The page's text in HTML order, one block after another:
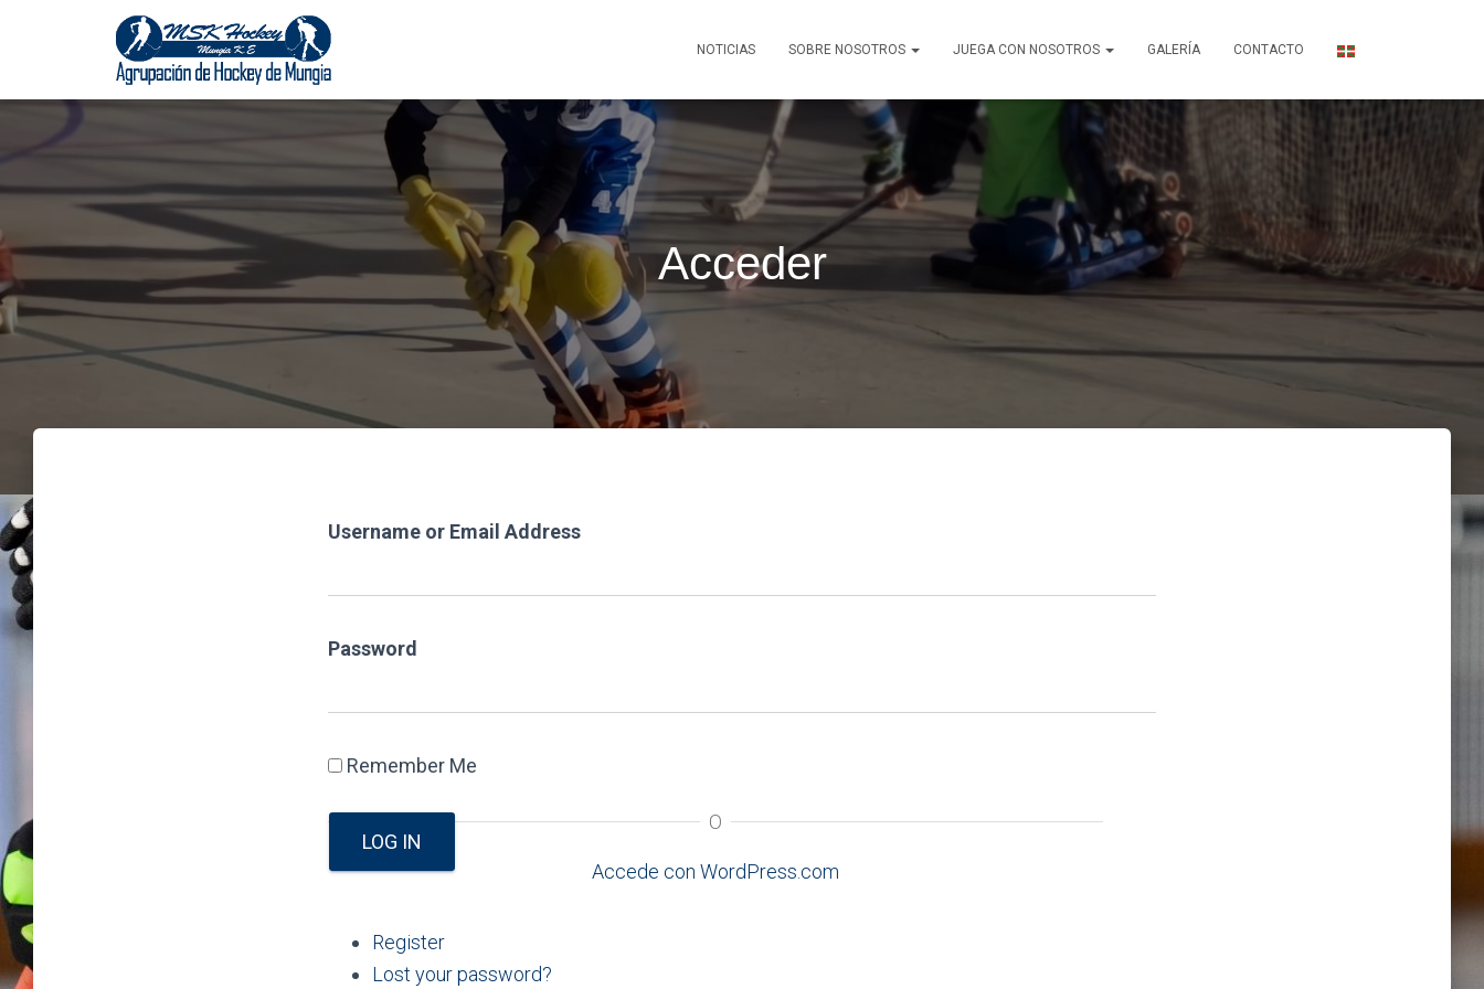
NOTICIAS SOBRE NOSOTROS JUEGA CON NOSOTROS GALERÍA CONTACTO
Acceder
Username or Email Address
Password
O
Accede con WordPress.com
Remember Me
LOG IN
Register
Lost your password?